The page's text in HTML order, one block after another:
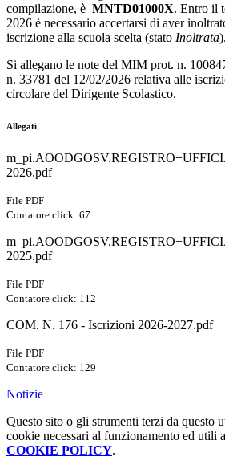
compilazione, è MNTD01000X. Entro il
2026 è necessario accertarsi di aver
iscrizione alla scuola scelta (stato Inoltrata).
Si allegano le note del MIM prot. n.
n. 33781 del 12/02/2026 relativa alle
circolare del Dirigente Scolastico.
Allegati
2026.pdf
File PDF
Contatore click: 67
2025.pdf
File PDF
Contatore click: 112
COM. N. 176 - Iscrizioni 2026-2027.pdf
File PDF
Contatore click: 129
Notizie
Questo sito o gli strumenti terzi da questo
cookie necessari al funzionamento ed utili
COOKIE POLICY.